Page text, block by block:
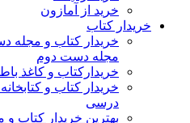
خرید از آمازون
خریدار کتاب
خریدار کتاب و
مجله دست دوم
خریدارکتاب و کاغذ
خریدار کتاب و
درسی
بهترین خریدار کتاب و